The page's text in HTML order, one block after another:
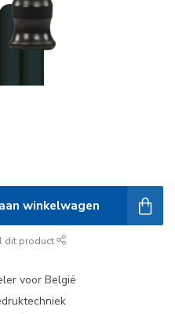
winkelwagen
dit product
voor België